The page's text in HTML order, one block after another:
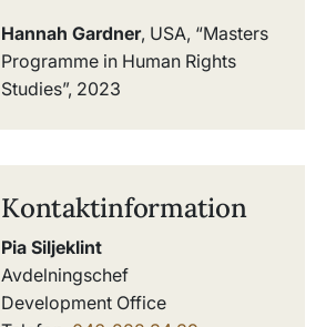
Hannah Gardner, USA, “Masters
Programme in Human Rights
Studies”, 2023
Kontaktinformation
Pia Siljeklint
Avdelningschef
Development Office